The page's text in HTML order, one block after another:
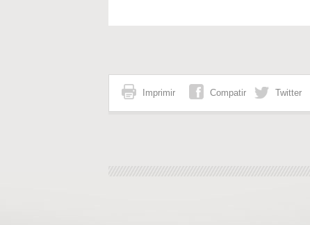
Imprimir Compatir Twitter